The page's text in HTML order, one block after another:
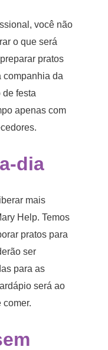
você não
o que será
pratos
companhia da
festa
apenas com
dia
mais
Help. Temos
pratos para
ser
para as
será ao
comer.